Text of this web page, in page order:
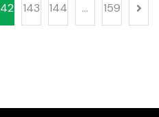
143 144 … 159